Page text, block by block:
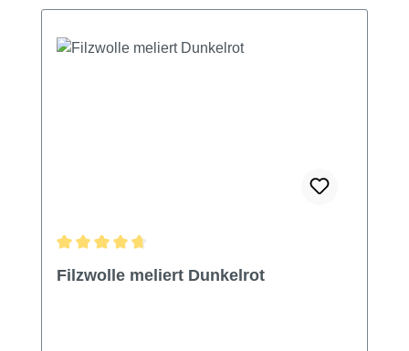
Filzwolle meliert Dunkelrot